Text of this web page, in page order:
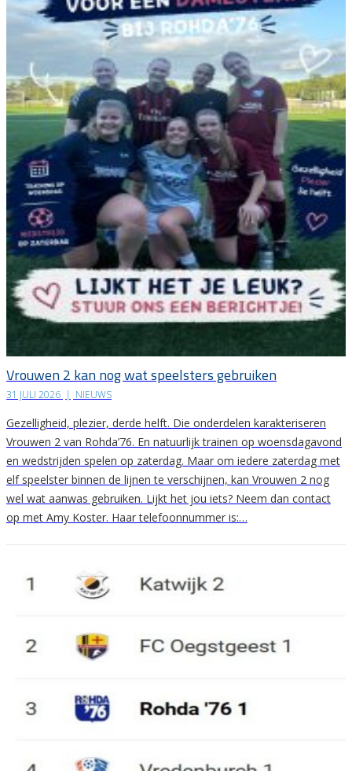
Vrouwen 2 kan nog wat speelsters gebruiken
31 JULI 2026 | NIEUWS
Gezelligheid, plezier, derde helft. Die onderdelen karakteriseren
Vrouwen 2 van Rohda’76. En natuurlijk trainen op woensdagavond
en wedstrijden spelen op zaterdag. Maar om iedere zaterdag met
elf speelster binnen de lijnen te verschijnen, kan Vrouwen 2 nog
wel wat aanwas gebruiken. Lijkt het jou iets? Neem dan contact
op met Amy Koster. Haar telefoonnummer is:…